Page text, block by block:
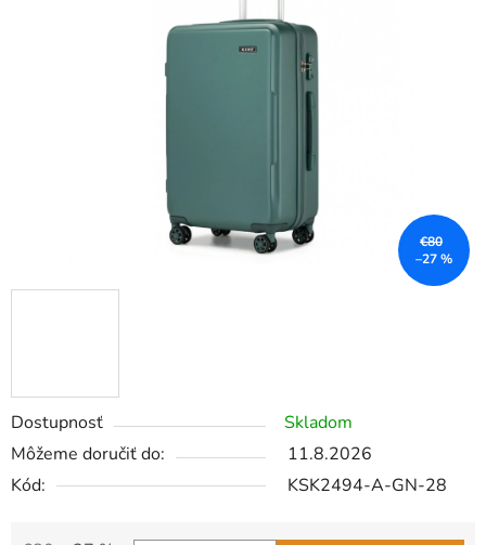
Dostupnosť
Skladom
Môžeme doručiť do:
11.8.2026
Kód:
KSK2494-A-GN-28
€80
–27 %